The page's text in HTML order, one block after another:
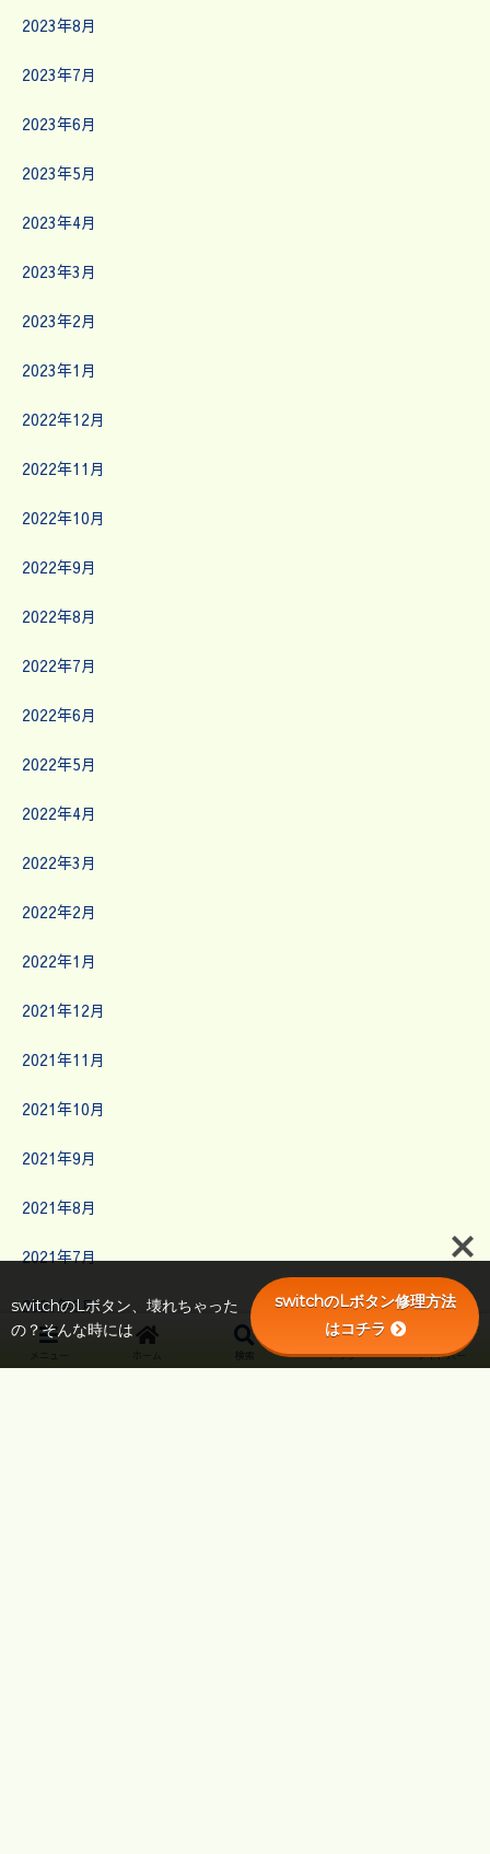
2023年8月
2023年7月
2023年6月
2023年5月
2023年4月
2023年3月
2023年2月
2023年1月
2022年12月
2022年11月
2022年10月
2022年9月
2022年8月
2022年7月
2022年6月
2022年5月
2022年4月
2022年3月
2022年2月
2022年1月
2021年12月
2021年11月
2021年10月
2021年9月
2021年8月
2021年7月
2021年6月
2021年5月 検索 トップ サイドバー
switchのLボタン、壊れちゃった
の？そんな時には
switchのLボタン修理方法
はコチラ